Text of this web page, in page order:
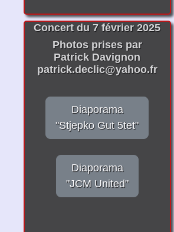
Concert du 7 février 2025
Photos prises par
Patrick Davignon
patrick.declic@yahoo.fr
Diaporama
"Stjepko Gut 5tet"
Diaporama
"JCM United"